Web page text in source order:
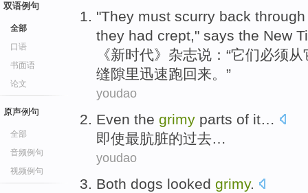
双语例句
全部
口语
书面语
论文
原声例句
全部
音频例句
视频例句
"They must scurry back through
they had crept," says the New
《新时代》杂志说：“它们必须从
缝隙里迅速跑回来。”
youdao
Even the grimy parts of it…
即使最肮脏的过去…
youdao
Both dogs looked grimy.